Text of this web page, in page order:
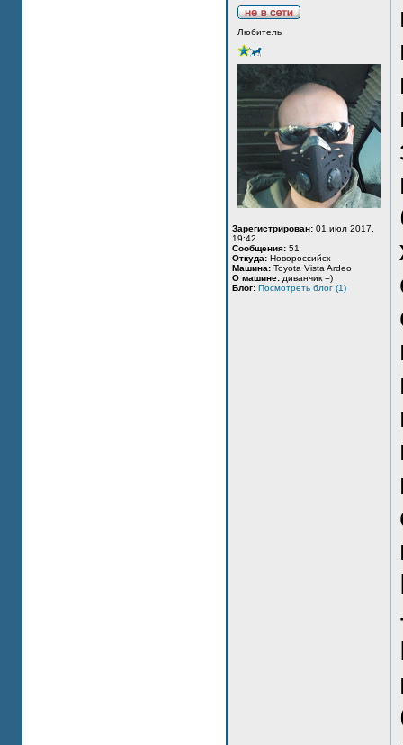
Любитель
Зарегистрирован: 01 июл 2017,
19:42
Сообщения: 51
Откуда: Новороссийск
Машина: Toyota Vista Ardeo
О машине: диванчик =)
Блог: Посмотреть блог (1)